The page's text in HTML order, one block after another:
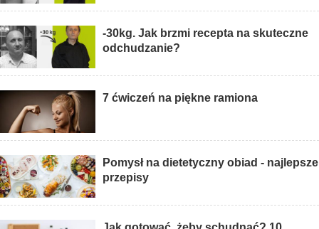
-30kg. Jak brzmi recepta na skuteczne
odchudzanie?
7 ćwiczeń na piękne ramiona
Pomysł na dietetyczny obiad - najlepsze
przepisy